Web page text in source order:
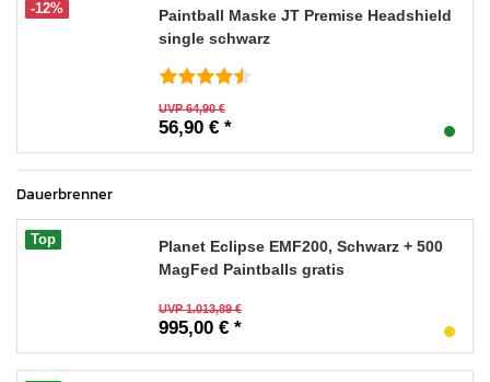
-12%
Paintball Maske JT Premise Headshield
single schwarz
UVP 64,90 €
56,90 € *
Dauerbrenner
Top
Planet Eclipse EMF200, Schwarz + 500
MagFed Paintballs gratis
UVP 1.013,89 €
995,00 € *